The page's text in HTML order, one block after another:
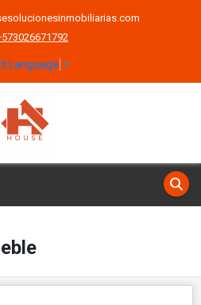
Language ▼